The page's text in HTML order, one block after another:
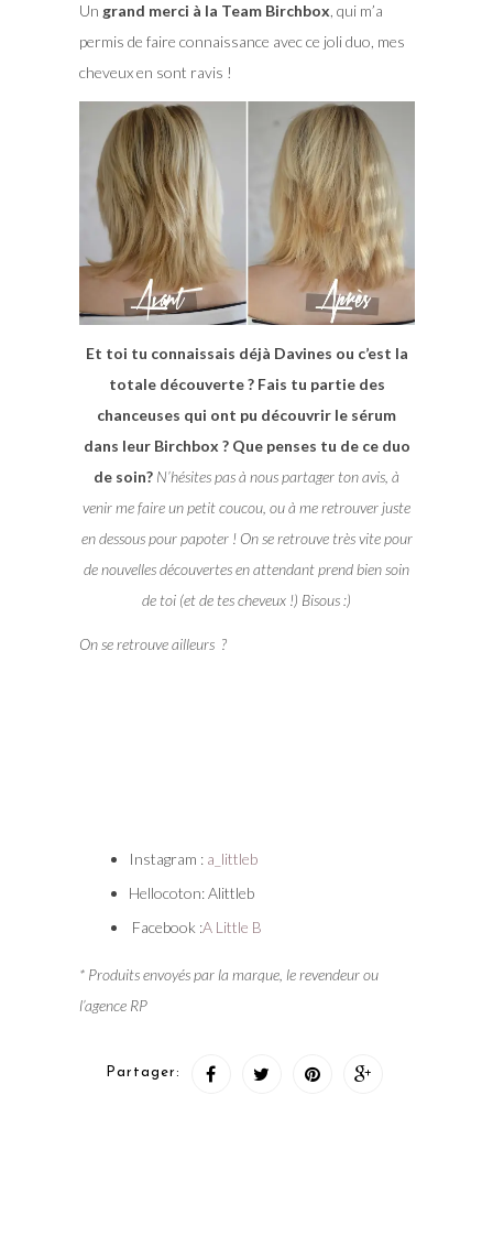
Un grand merci à la Team Birchbox , qui m’a
permis de faire connaissance avec ce joli duo, mes
cheveux en sont ravis !
Et toi tu connaissais déjà Davines ou c’est la
totale découverte ? Fais tu partie des
chanceuses qui ont pu découvrir le sérum
dans leur Birchbox ? Que penses tu de ce duo
de soin? N’hésites pas à nous partager ton avis, à
venir me faire un petit coucou, ou à me retrouver juste
en dessous pour papoter ! On se retrouve très vite pour
de nouvelles découvertes en attendant prend bien soin
de toi (et de tes cheveux !) Bisous :)
On se retrouve ailleurs ?
Instagram : a_littleb
Hellocoton: Alittleb
Facebook :A Little B
* Produits envoyés par la marque, le revendeur ou
l’agence RP
Partager: